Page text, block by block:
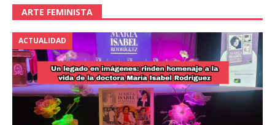
ARTE FEMINISTA
ACTUALIDAD